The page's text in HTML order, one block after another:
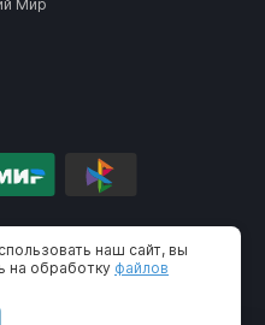
Мир
наш сайт, вы
на обработку файлов